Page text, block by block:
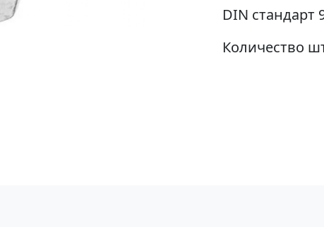
DIN стандарт
Количество